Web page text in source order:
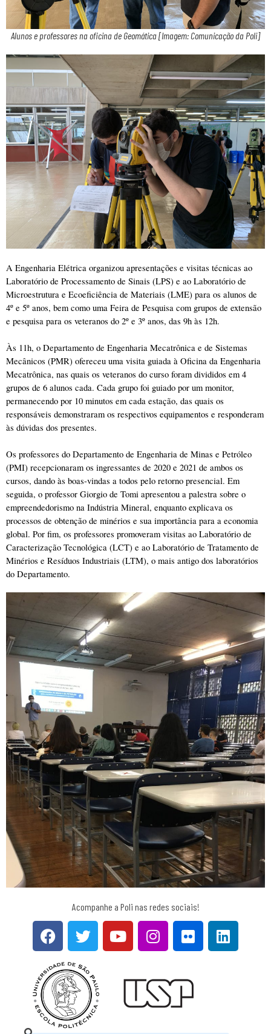
Alunos e professores na oficina de Geomática [Imagem: Comunicação da Poli]
A Engenharia Elétrica organizou apresentações e visitas técnicas ao
Laboratório de Processamento de Sinais (LPS) e ao Laboratório de
Microestrutura e Ecoeficiência de Materiais (LME) para os alunos de
4º e 5º anos, bem como uma Feira de Pesquisa com grupos de extensão
e pesquisa para os veteranos do 2º e 3º anos, das 9h às 12h.
Às 11h, o Departamento de Engenharia Mecatrônica e de Sistemas
Mecânicos (PMR) ofereceu uma visita guiada à Oficina da Engenharia
Mecatrônica, nas quais os veteranos do curso foram divididos em 4
grupos de 6 alunos cada. Cada grupo foi guiado por um monitor,
permanecendo por 10 minutos em cada estação, das quais os
responsáveis demonstraram os respectivos equipamentos e responderam
às dúvidas dos presentes.
Os professores do Departamento de Engenharia de Minas e Petróleo
(PMI) recepcionaram os ingressantes de 2020 e 2021 de ambos os
cursos, dando às boas-vindas a todos pelo retorno presencial. Em
seguida, o professor Giorgio de Tomi apresentou a palestra sobre o
empreendedorismo na Indústria Mineral, enquanto explicava os
processos de obtenção de minérios e sua importância para a economia
global. Por fim, os professores promoveram visitas ao Laboratório de
Caracterização Tecnológica (LCT) e ao Laboratório de Tratamento de
Minérios e Resíduos Industriais (LTM), o mais antigo dos laboratórios
do Departamento.
Acompanhe a Poli nas redes sociais!